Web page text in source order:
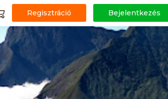
Regisztráció Bejelentkezés